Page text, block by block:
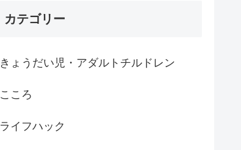
カテゴリー
きょうだい児・アダルトチルドレン
こころ
ライフハック